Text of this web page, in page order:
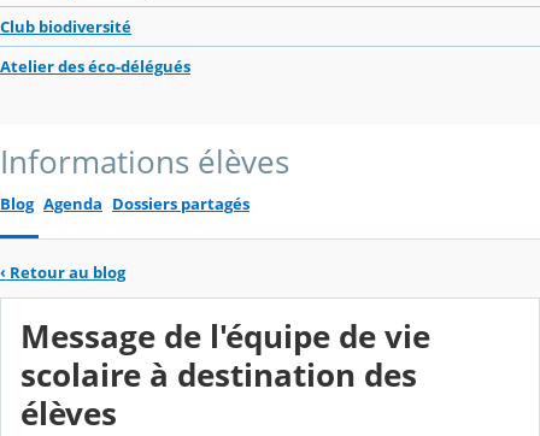
Club biodiversité
Atelier des éco-délégués
Informations élèves
Blog Agenda Dossiers partagés
‹ Retour au blog
Message de l'équipe de vie
scolaire à destination des
élèves